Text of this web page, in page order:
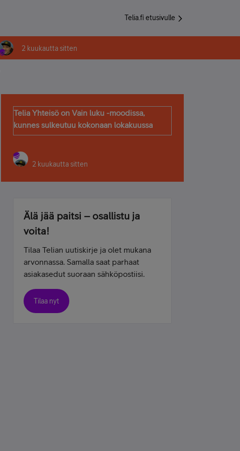
Telia.fi etusivulle
2 kuukautta sitten
Telia Yhteisö on Vain luku -moodissa,
kunnes sulkeutuu kokonaan lokakuussa
2 kuukautta sitten
Älä jää paitsi – osallistu ja
voita!
Tilaa Telian uutiskirje ja olet mukana
arvonnassa. Samalla saat parhaat
asiakasedut suoraan sähköpostiisi.
Tilaa nyt